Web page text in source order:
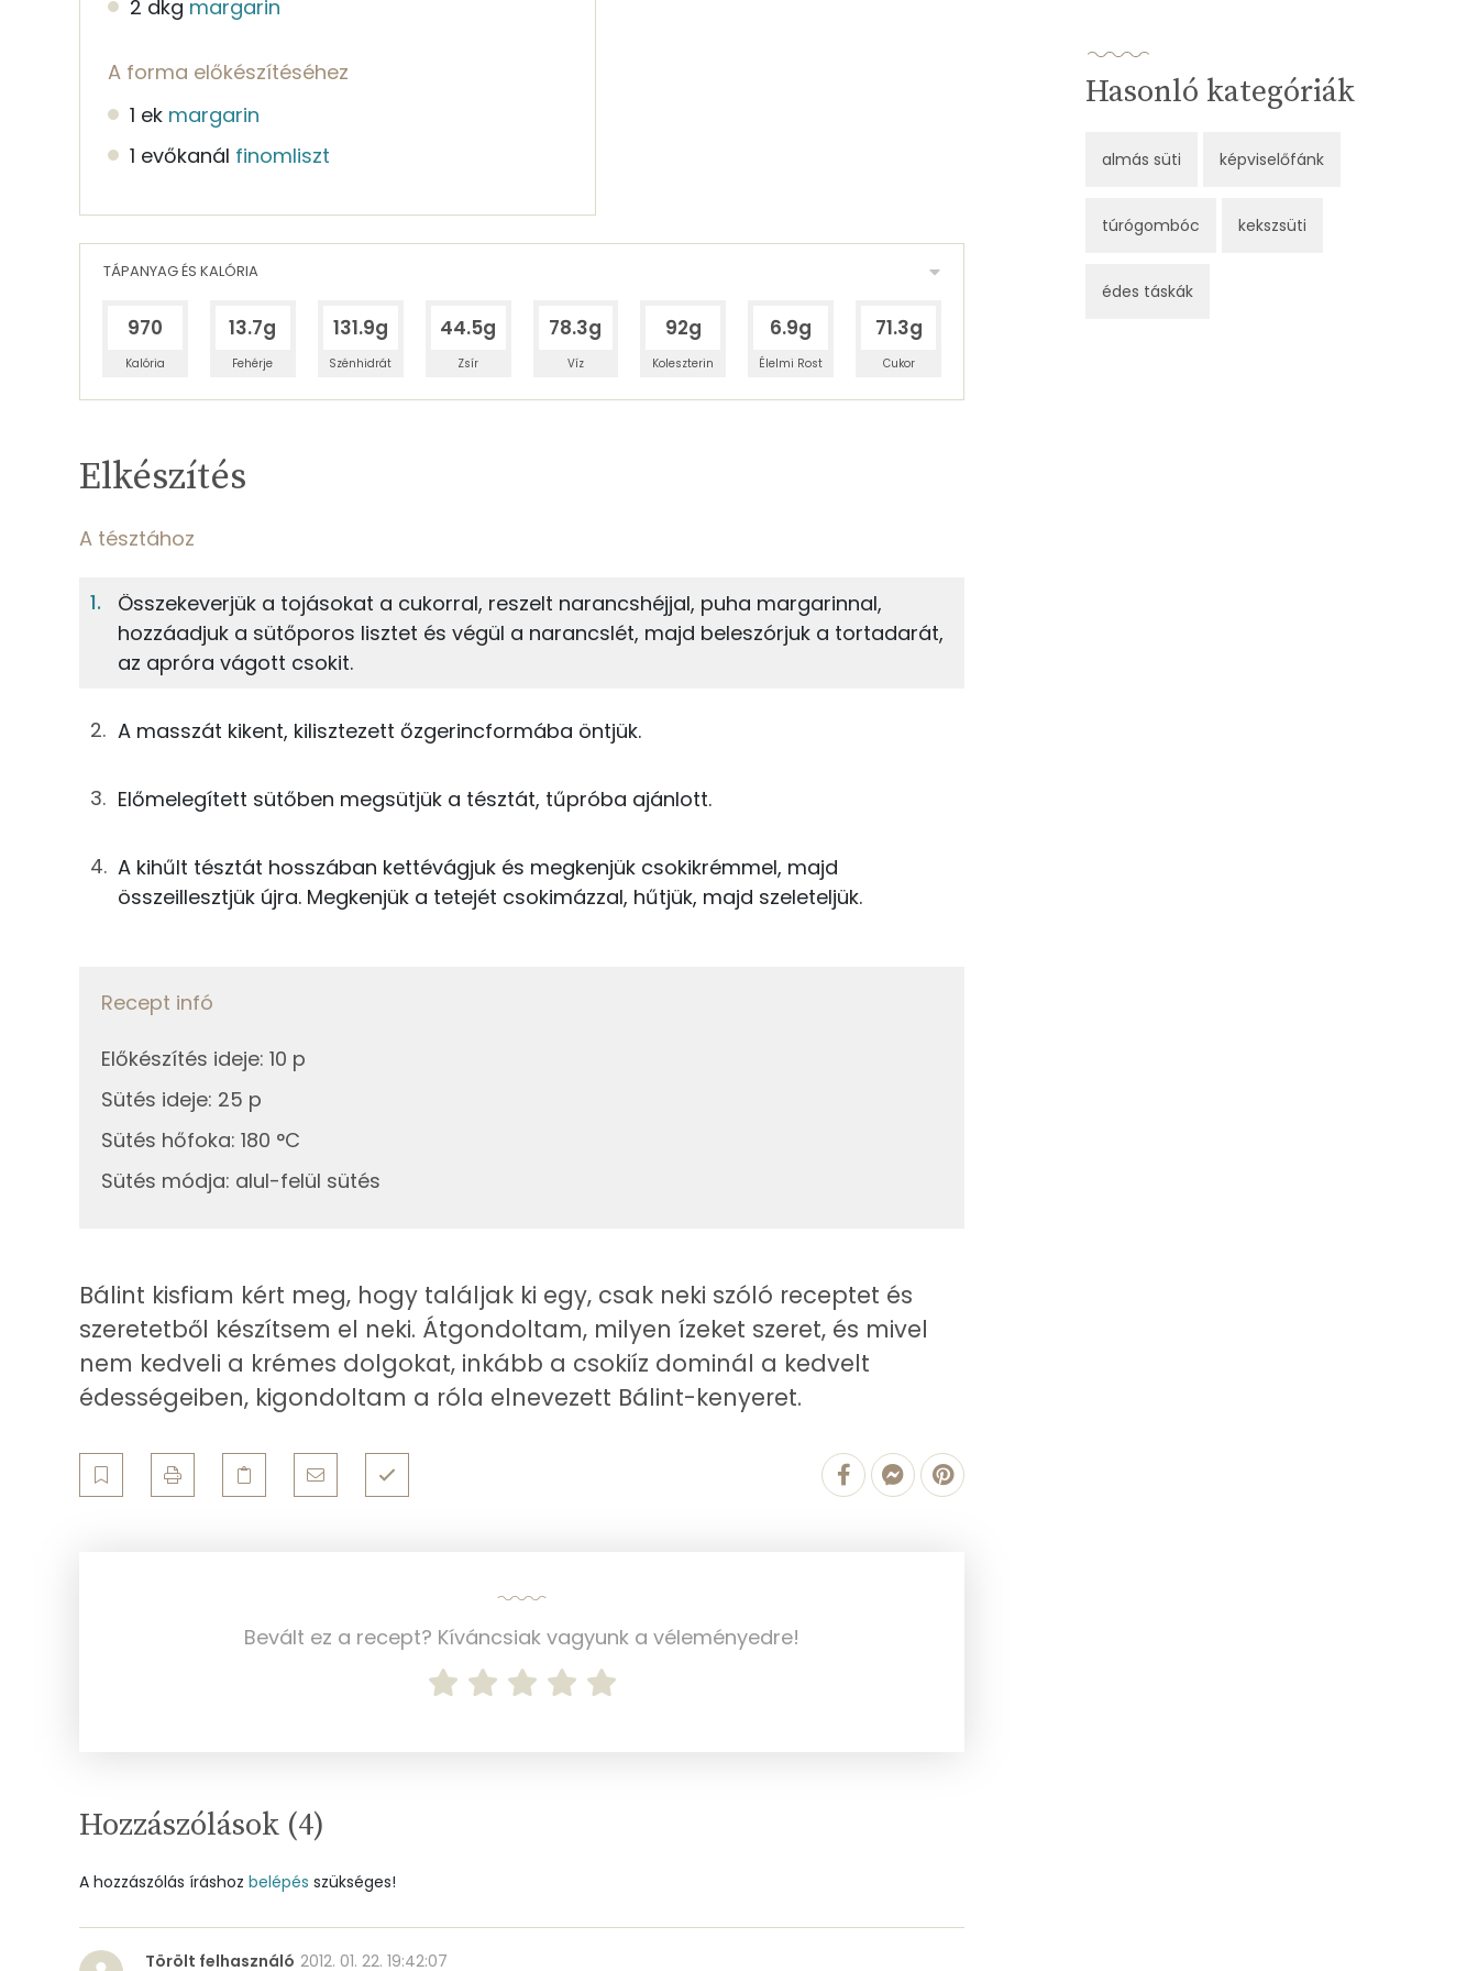
2 dkg margarin
A forma előkészítéséhez
1 ek margarin
1 evőkanál finomliszt
TÁPANYAG ÉS KALÓRIA
970
Kalória
13.7g
Fehérje
131.9g
Szénhidrát
44.5g
Zsír
78.3g
Víz
92g
Koleszterin
6.9g
Élelmi Rost
71.3g
Cukor
28gtojás
35 kcal
2gnarancshéj
25gcukor
2gsütőpor
A csokimázhoz
18g porcukor
cukrozatlan kakaópor
5g margarin 36 kcal
A forma előkészítéséhez
margarin
finomliszt 14 kcal
TÁPANYAGTARTALOM
Fehérje
Szénhidrát
Zsír
Víz
TOP ásványi anyagok
Foszfor
Magnézium
Kolin:
E vitamin:
Niacin - B3 vitamin:
Fehérje
Összesen
Zsír
Összesen
Egyszeresen telítetlen zsírsav:
16 g
Többszörösen telítetlen zsírsav
9 g
Koleszterin
Ásványi anyagok
Foszfor
Mangán
Elkészítés
A tésztához
Összekeverjük a tojásokat a cukorral, reszelt narancshéjjal, puha margarinnal,
hozzáadjuk a sütőporos lisztet és végül a narancslét, majd beleszórjuk a tortadarát,
az apróra vágott csokit.
A masszát kikent, kilisztezett őzgerincformába öntjük.
Előmelegített sütőben megsütjük a tésztát, tűpróba ajánlott.
A kihűlt tésztát hosszában kettévágjuk és megkenjük csokikrémmel, majd
összeillesztjük újra. Megkenjük a tetejét csokimázzal, hűtjük, majd szeleteljük.
Recept infó
Előkészítés ideje: 10 p
Sütés ideje: 25 p
Sütés hőfoka: 180 °C
Sütés módja: alul-felül sütés
Bálint kisfiam kért meg, hogy találjak ki egy, csak neki szóló receptet és
szeretetből készítsem el neki. Átgondoltam, milyen ízeket szeret, és mivel
nem kedveli a krémes dolgokat, inkább a csokiíz dominál a kedvelt
édességeiben, kigondoltam a róla elnevezett Bálint-kenyeret.
Bevált ez a recept? Kíváncsiak vagyunk a véleményedre!
Hozzászólások (4)
A hozzászólás íráshoz belépés szükséges!
Törölt felhasználó 2012. 01. 22. 19:42:07
Hasonló kategóriák
almás süti képviselőfánk
túrógombóc kekszsüti
édes táskák